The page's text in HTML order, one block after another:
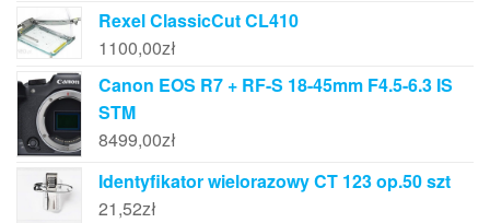
Rexel ClassicCut CL410
1100,00zł
Canon EOS R7 + RF-S 18-45mm F4.5-6.3 IS
STM
8499,00zł
Identyfikator wielorazowy CT 123 op.50 szt
21,52zł